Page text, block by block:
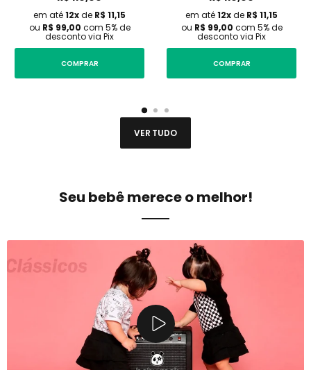
em até12xde R$ 11,15
ou R$ 99,00 com 5% de
desconto via Pix
COMPRAR
em até12xde R$ 11,15
ou R$ 99,00 com 5% de
desconto via Pix
COMPRAR
VER TUDO
Seu bebê merece o melhor!